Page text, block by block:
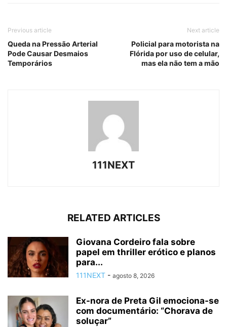
Previous article
Queda na Pressão Arterial
Pode Causar Desmaios
Temporários
Next article
Policial para motorista na
Flórida por uso de celular,
mas ela não tem a mão
111NEXT
RELATED ARTICLES
Giovana Cordeiro fala sobre
papel em thriller erótico e planos
para...
111NEXT - agosto 8, 2026
Ex-nora de Preta Gil emociona-se
com documentário: “Chorava de
soluçar”